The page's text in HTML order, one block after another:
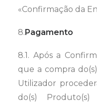
«Confirmação da
8.Pagamento
8.1. Após a
que a compra
Utilizador
do(s)